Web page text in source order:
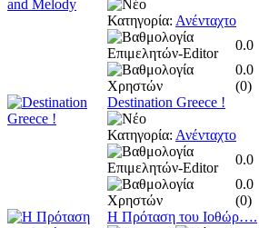
Κατηγορία: Ανένταχτο
0.0
0.0
(0)
Destination Greece !
Κατηγορία: Ανένταχτο
0.0
0.0
(0)
Η Πρόταση του Ιοθώρ….